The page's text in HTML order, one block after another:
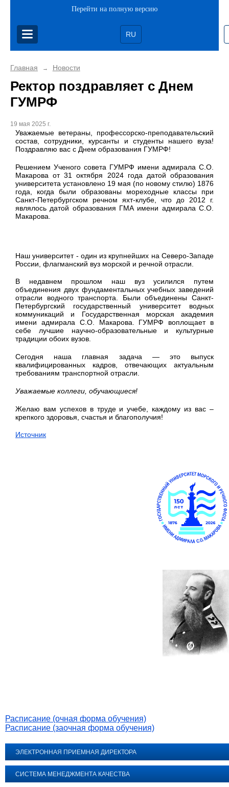
Перейти на полную версию
RU
Главная → Новости
Ректор поздравляет с Днем
ГУМРФ
19 мая 2025 г.
Уважаемые ветераны, профессорско-преподавательский
состав, сотрудники, курсанты и студенты нашего вуза!
Поздравляю вас с Днем образования ГУМРФ!
Решением Ученого совета ГУМРФ имени адмирала С.О.
Макарова от 31 октября 2024 года датой образования
университета установлено 19 мая (по новому стилю) 1876
года, когда были образованы мореходные классы при
Санкт-Петербургском речном яхт-клубе, что до 2012 г.
являлось датой образования ГМА имени адмирала С.О.
Макарова.
Наш университет - один из крупнейших на Северо-Западе
России, флагманский вуз морской и речной отрасли.
В недавнем прошлом наш вуз усилился путем
объединения двух фундаментальных учебных заведений
отрасли водного транспорта. Были объединены Санкт-
Петербургский государственный университет водных
коммуникаций и Государственная морская академия
имени адмирала С.О. Макарова. ГУМРФ воплощает в
себе лучшие научно-образовательные и культурные
традиции обоих вузов.
Сегодня наша главная задача — это выпуск
квалифицированных кадров, отвечающих актуальным
требованиям транспортной отрасли.
Уважаемые коллеги, обучающиеся!
Желаю вам успехов в труде и учебе, каждому из вас –
крепкого здоровья, счастья и благополучия!
Источник
Расписание (очная форма обучения)
Расписание (заочная форма обучения)
ЭЛЕКТРОННАЯ ПРИЕМНАЯ ДИРЕКТОРА
СИСТЕМА МЕНЕДЖМЕНТА КАЧЕСТВА